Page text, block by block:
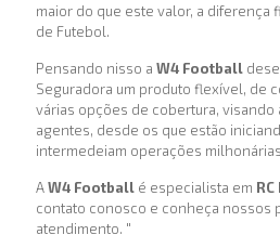
maior do que este valor, a diferença
de Futebol.
Pensando nisso a W4 Football
Seguradora um produto flexível, de
várias opções de cobertura, visando
agentes, desde os que estão
intermedeiam operações
AW4 Football é especialista em
contato conosco e conheça nossos
atendimento. "